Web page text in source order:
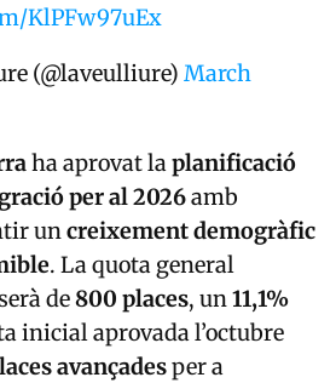
KlPFw97uEx
(@laveulliure) March
ha aprovat laplanificació
per al 2026amb
uncreixement demogràfic
. La quota general
de800 places, un11,1%
inicial aprovada l’octubre
avançadesper a